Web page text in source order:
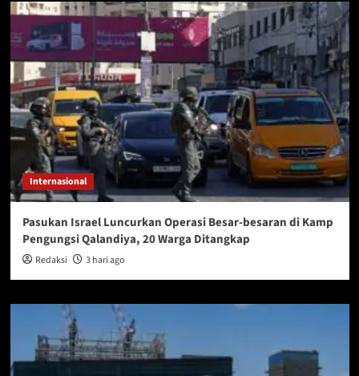
Internasional
Pasukan Israel Luncurkan Operasi Besar-besaran di Kamp
Pengungsi Qalandiya, 20 Warga Ditangkap
Redaksi 3 hari ago